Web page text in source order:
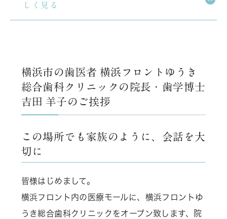
しく見る
横浜市の歯医者 横浜フロントゆうき
総合歯科クリニックの院長・歯学博士
吉田 羊子のご挨拶
この場所でも家族のように、会話を大
切に
皆様はじめまして。
横浜フロント内の医療モールに、横浜フロントゆ
うき総合歯科クリニックをオープン致します、院